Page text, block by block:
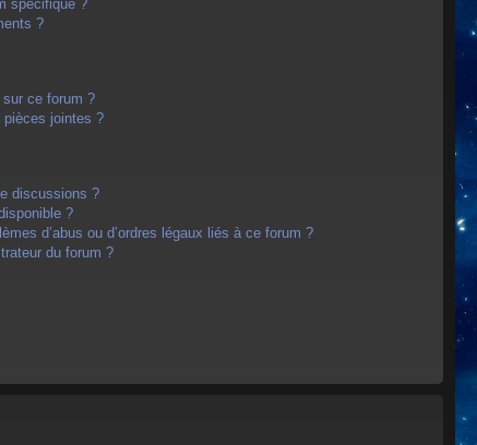
spécifique ?
?
ce forum ?
pièces jointes ?
discussions ?
?
d’abus ou d’ordres légaux liés à ce forum ?
du forum ?